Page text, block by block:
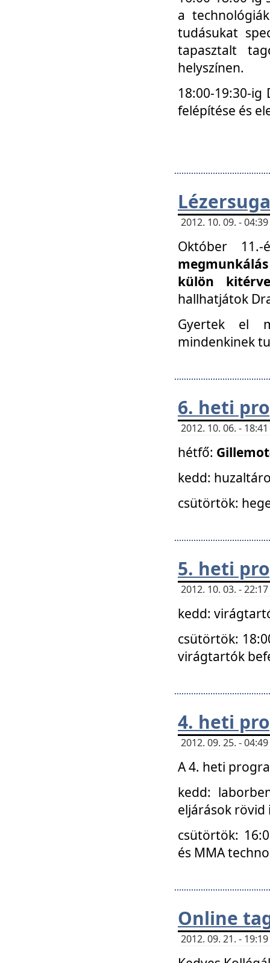
a
tudásukat
tapasztalt
helyszínen.
18:00-19:30-
felépítése és
2012. 10. 09. -
Október
külön
hallhatjátok
Gyertek el
mindenkinek
6. heti
2012. 10. 06. -
hétfő:
kedd:
csütörtök:
5. heti
2012. 10. 03. -
kedd:
csütörtök:
virágtartók
4. heti
2012. 09. 25. -
A 4. heti
kedd:
eljárások
csütörtök:
és MMA
Online
2012. 09. 21. -